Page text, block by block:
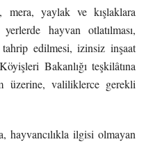
mera, yaylak ve kışlaklara
hayvan otlatılması,
edilmesi, izinsiz inşaat
Bakanlığı teşkilâtına
üzerine, valiliklerce gerekli
hayvancılıkla ilgisi olmayan